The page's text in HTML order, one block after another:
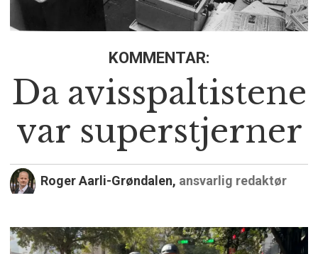
KOMMENTAR:
Da avisspaltistene
var superstjerner
Roger Aarli-Grøndalen, ansvarlig redaktør